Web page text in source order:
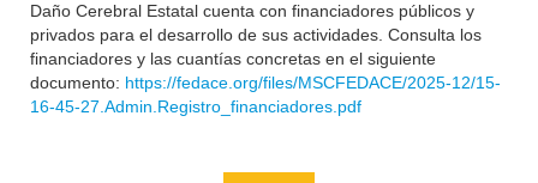
Daño Cerebral Estatal cuenta con financiadores públicos y
privados para el desarrollo de sus actividades. Consulta los
financiadores y las cuantías concretas en el siguiente
documento: https://fedace.org/files/MSCFEDACE/2025-12/15-
16-45-27.Admin.Registro_financiadores.pdf